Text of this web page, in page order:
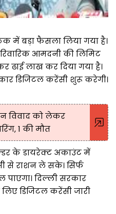
में बड़ा फैसला लिया गया है।
आमदनी की लिमिट
ढाई लाख कर दिया गया है।
⁠डिजिटल करेंसी शुरू करेगी।
विवाद को लेकर
1 की मौत
के डायरेक्ट अकाउंट में
से राशन ले सके। सिर्फ
पाएगा। दिल्ली सरकार
डिजिटल करेंसी जारी